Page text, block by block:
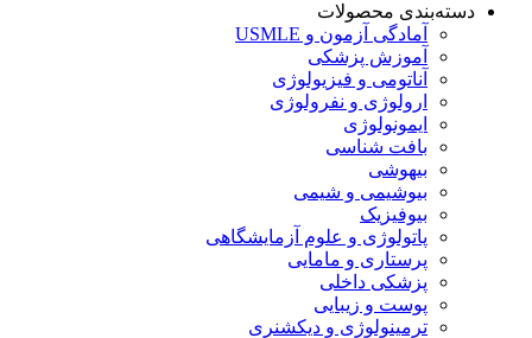
دسته‌بندی محصولات
آمادگی آزمون و USMLE
آموزش پزشکی
آناتومی و فیزیولوژی
ارولوژی و نفرولوژی
ایمونولوژی
بافت شناسی
بیهوشی
بیوشیمی و شیمی
بیوفیزیک
پاتولوژی و علوم آزمایشگاهی
پرستاری و مامایی
پزشکی داخلی
پوست و زیبایی
ترمینولوژی و دیکشنری